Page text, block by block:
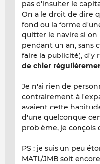
pas d'insulter le
On a le droit de dire
fond ou la forme
quitter le navire si on
pendant un an, sans
faire la publicité), d'y
de chier
Je n'ai rien de
contrairement à
avaient cette
d'une quelconque
problème, je conçois
PS : je suis un peu
MATL/JMB soit